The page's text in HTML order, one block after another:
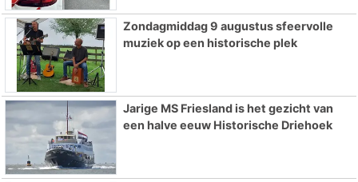
Zondagmiddag 9 augustus sfeervolle
muziek op een historische plek
Jarige MS Friesland is het gezicht van
een halve eeuw Historische Driehoek